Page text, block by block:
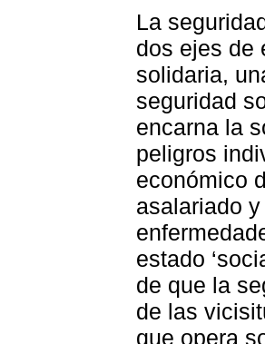
La
dos ejes de
solidaria,
seguridad
encarna la
peligros
económico
asalariado
estado
de que la
de las
que opera